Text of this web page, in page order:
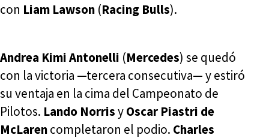
con Liam Lawson (Racing Bulls).
Andrea Kimi Antonelli (Mercedes) se quedó
con la victoria —tercera consecutiva— y estiró
su ventaja en la cima del Campeonato de
Pilotos. Lando NorrisyOscar Piastri de
McLarencompletaron el podio. Charles